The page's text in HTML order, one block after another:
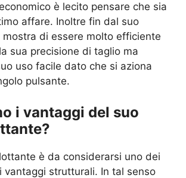
è lecito pensare che sia
affare. Inoltre fin dal suo
mostra di essere molto efficiente
sua precisione di taglio ma
uso facile dato che si aziona
pulsante.
i vantaggi del suo
è da considerarsi uno dei
vantaggi strutturali. In tal senso